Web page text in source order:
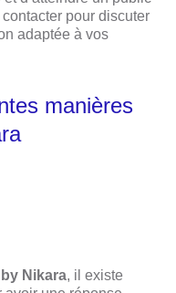
pour discuter
adaptée à vos
manières
Nikara, il existe